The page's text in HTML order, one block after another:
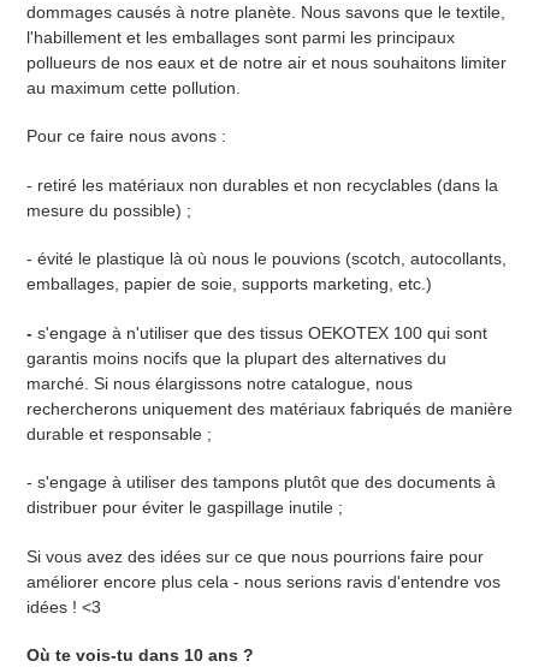
dommages causés à notre planète. Nous savons que le textile,
l'habillement et les emballages sont parmi les principaux
pollueurs de nos eaux et de notre air et nous souhaitons limiter
au maximum cette pollution.
Pour ce faire nous avons :
- retiré les matériaux non durables et non recyclables (dans la
mesure du possible) ;
- évité le plastique là où nous le pouvions (scotch, autocollants,
emballages, papier de soie, supports marketing, etc.)
- s'engage à n'utiliser que des tissus OEKOTEX 100 qui sont
garantis moins nocifs que la plupart des alternatives du
marché. Si nous élargissons notre catalogue, nous
rechercherons uniquement des matériaux fabriqués de manière
durable et responsable ;
- s'engage à utiliser des tampons plutôt que des documents à
distribuer pour éviter le gaspillage inutile ;
Si vous avez des idées sur ce que nous pourrions faire pour
améliorer encore plus cela - nous serions ravis d'entendre vos
idées ! <3
Où te vois-tu dans 10 ans ?